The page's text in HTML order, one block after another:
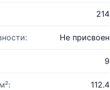
214
Не присвоен
9
112.4